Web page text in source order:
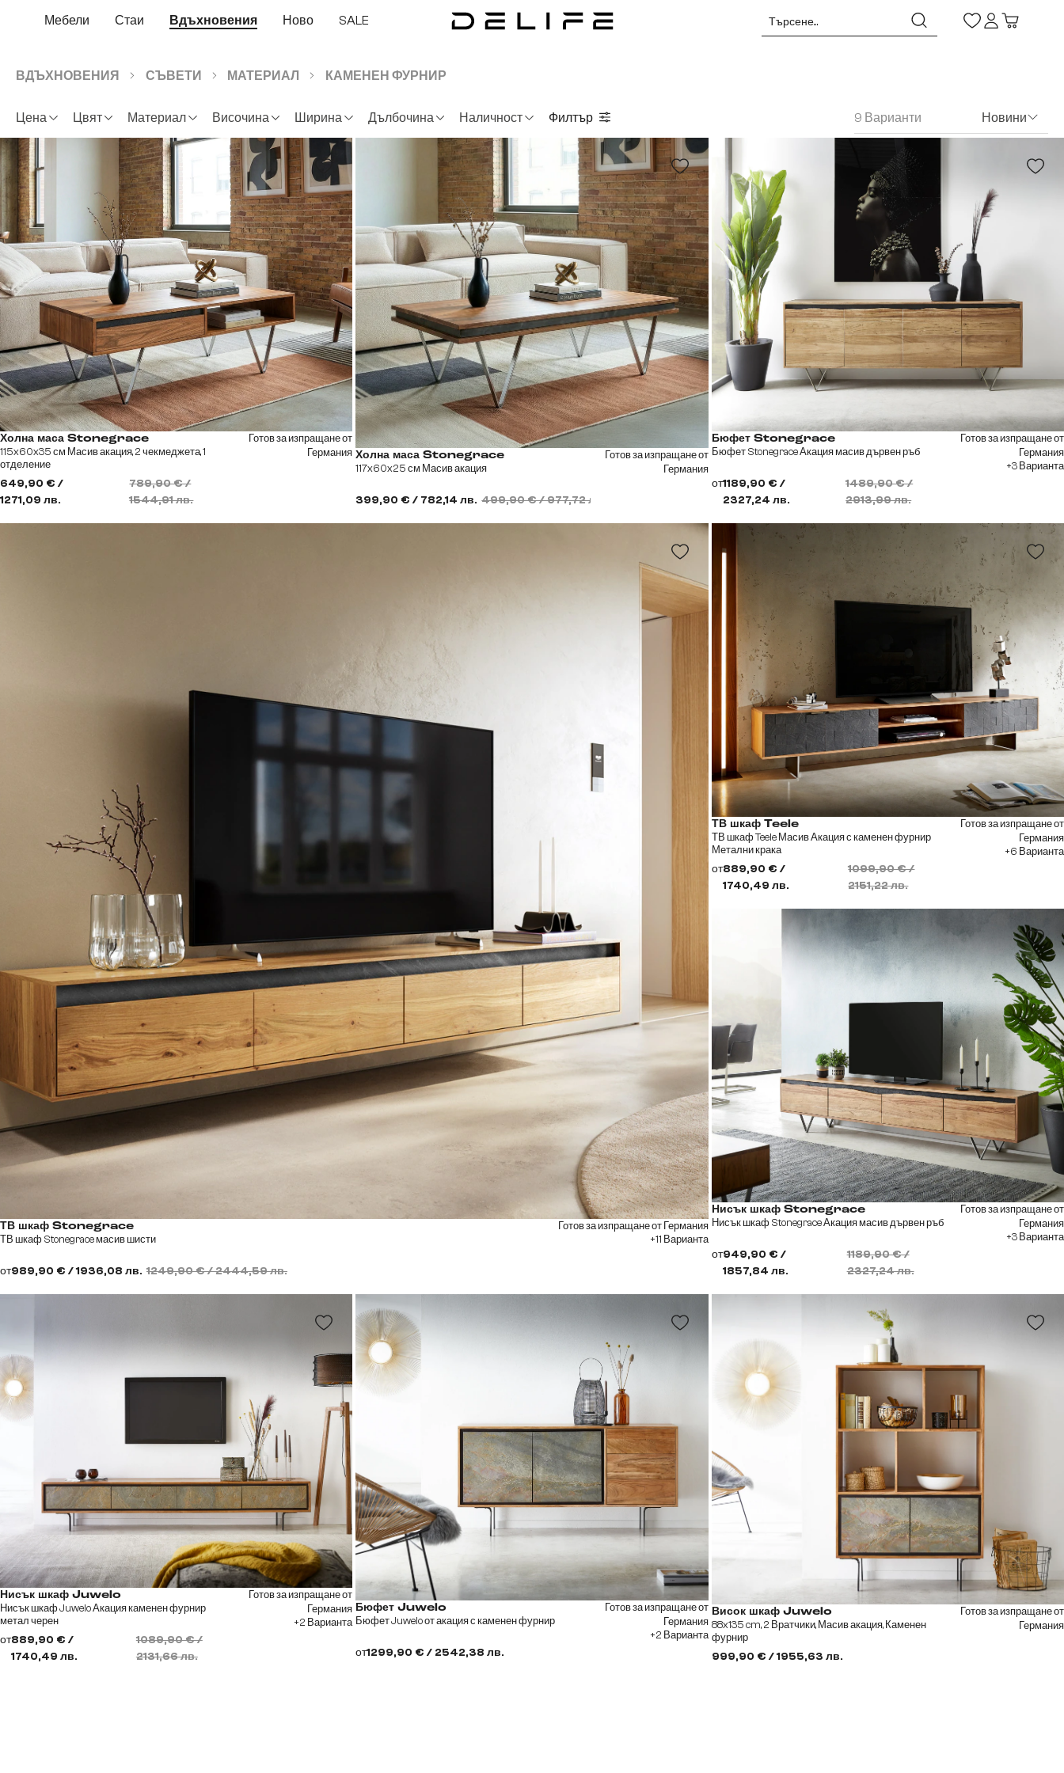
към основното съдържание
Преминете към търсенето
Преминете към основната навигация
Мебели Стаи Вдъхновения Ново SALE
ВДЪХНОВЕНИЯ СЪВЕТИ МАТЕРИАЛ КАМЕНЕН ФУРНИР
Цена Цвят Материал Височина Ширина Дълбочина Наличност Филтър 9 Варианти Новини
Холна маса Stonegrace
115x60x35 см Масив акация, 2 чекмеджета, 1
отделение
649,90 € /
1271,09 лв.
789,90 € /
1544,91 лв.
Готов за изпращане от
Германия Холна маса Stonegrace
117x60x25 см Масив акация
399,90 € / 782,14 лв. 499,90 € / 977,72 лв.
Готов за изпращане от
Германия
ТВ шкаф Stonegrace
ТВ шкаф Stonegrace масив шисти
от989,90 € / 1936,08 лв. 1249,90 € / 2444,59 лв.
Готов за изпращане от Германия
+11 Варианта
Бюфет Stonegrace
Бюфет Stonegrace Акация масив дървен ръб
от1189,90 € /
2327,24 лв.
1489,90 € /
2913,99 лв.
Готов за изпращане от
Германия
+3 Варианта
ТВ шкаф Teele
ТВ шкаф Teele Масив Акация с каменен фурнир
Метални крака
от889,90 € /
1740,49 лв.
1099,90 € /
2151,22 лв.
Готов за изпращане от
Германия
+6 Варианта
Нисък шкаф Stonegrace
Нисък шкаф Stonegrace Акация масив дървен ръб
от949,90 € /
1857,84 лв.
1189,90 € /
2327,24 лв.
Готов за изпращане от
Германия
+3 Варианта
Нисък шкаф Juwelo
Нисък шкаф Juwelo Акация каменен фурнир
метал черен
от889,90 € /
1740,49 лв.
1089,90 € /
2131,66 лв.
Готов за изпращане от
Германия
+2 Варианта
Бюфет Juwelo
Бюфет Juwelo от акация с каменен фурнир
от1299,90 € / 2542,38 лв.
Готов за изпращане от
Германия
+2 Варианта
Висок шкаф Juwelo
88x135 cm, 2 Вратчики, Масив акация, Каменен
фурнир
999,90 € / 1955,63 лв.
Готов за изпращане от
Германия